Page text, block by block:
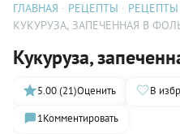
ГЛАВНАЯ РЕЦЕПТЫ
КУКУРУЗА, ЗАПЕЧЕННАЯ В
Кукуруза,
5.00 (21)Оценить В
1Комментировать